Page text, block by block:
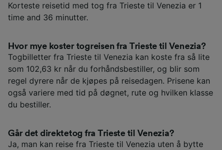
Korteste reisetid med tog fra Trieste til Venezia er 1
time and 36 minutter.
Hvor mye koster togreisen fra Trieste til Venezia?
Togbilletter fra Trieste til Venezia kan koste fra så lite
som 102,63 kr når du forhåndsbestiller, og blir som
regel dyrere når de kjøpes på reisedagen. Prisene kan
også variere med tid på døgnet, rute og hvilken klasse
du bestiller.
Går det direktetog fra Trieste til Venezia?
Ja, man kan reise fra Trieste til Venezia uten å bytte